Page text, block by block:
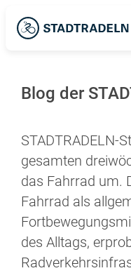
Blog der
STADTRADELN-
gesamten
das Fahrrad um.
Fahrrad als
des Alltags,